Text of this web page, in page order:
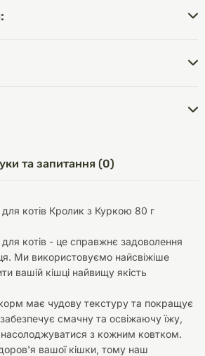
та запитання (0)
котів Кролик з Куркою 80 г
котів - це справжнє задоволення
Ми використовуємо найсвіжіше
вашій кішці найвищу якість
має чудову текстуру та покращує
смачну та освіжаючу їжу,
з кожним ковтком.
вашої кішки, тому наш